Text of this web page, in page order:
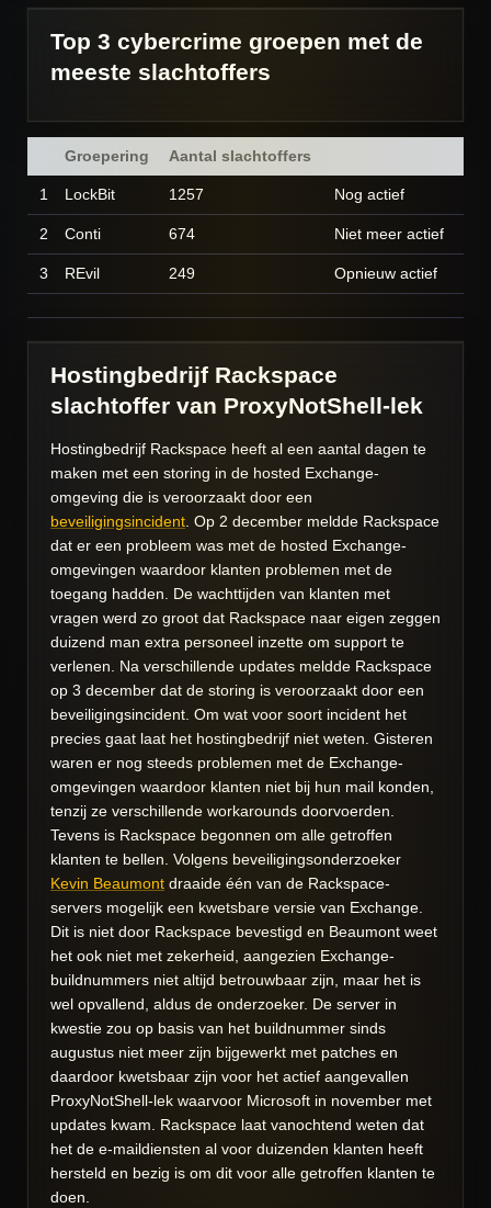
Top 3 cybercrime groepen met de
meeste slachtoffers
Groepering Aantal slachtoffers
1 LockBit 1257 Nog actief
2 Conti 674 Niet meer actief
3 REvil 249 Opnieuw actief
Hostingbedrijf Rackspace
slachtoffer van ProxyNotShell-lek
Hostingbedrijf Rackspace heeft al een aantal dagen te
maken met een storing in de hosted Exchange-
omgeving die is veroorzaakt door een
beveiligingsincident . Op 2 december meldde Rackspace
dat er een probleem was met de hosted Exchange-
omgevingen waardoor klanten problemen met de
toegang hadden. De wachttijden van klanten met
vragen werd zo groot dat Rackspace naar eigen zeggen
duizend man extra personeel inzette om support te
verlenen. Na verschillende updates meldde Rackspace
op 3 december dat de storing is veroorzaakt door een
beveiligingsincident. Om wat voor soort incident het
precies gaat laat het hostingbedrijf niet weten. Gisteren
waren er nog steeds problemen met de Exchange-
omgevingen waardoor klanten niet bij hun mail konden,
tenzij ze verschillende workarounds doorvoerden.
Tevens is Rackspace begonnen om alle getroffen
klanten te bellen. Volgens beveiligingsonderzoeker
Kevin Beaumont draaide één van de Rackspace-
servers mogelijk een kwetsbare versie van Exchange.
Dit is niet door Rackspace bevestigd en Beaumont weet
het ook niet met zekerheid, aangezien Exchange-
buildnummers niet altijd betrouwbaar zijn, maar het is
wel opvallend, aldus de onderzoeker. De server in
kwestie zou op basis van het buildnummer sinds
augustus niet meer zijn bijgewerkt met patches en
daardoor kwetsbaar zijn voor het actief aangevallen
ProxyNotShell-lek waarvoor Microsoft in november met
updates kwam. Rackspace laat vanochtend weten dat
het de e-maildiensten al voor duizenden klanten heeft
hersteld en bezig is om dit voor alle getroffen klanten te
doen.